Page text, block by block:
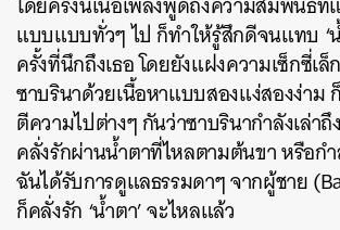
แบบแบบทั่วๆ ไป ก็ทำให้รู้สึกดีจนแทบ ‘
ครั้งที่นึกถึงเธอ โดยยังแฝงความเซ็กซี่เ
ซาบรินาด้วยเนื้อหาแบบสองแง่สองง่าม
ตีความไปต่างๆ กันว่าซาบรินากำลังเล่า
คลั่งรักผ่านน้ำตาที่ไหลตามต้นขา หรือก
ฉันได้รับการดูแลธรรมดาๆ จากผู้ชาย
ก็คลั่งรัก ‘น้ำตา’ จะไหลแล้ว